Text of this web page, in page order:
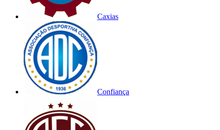
Caxias
Confiança